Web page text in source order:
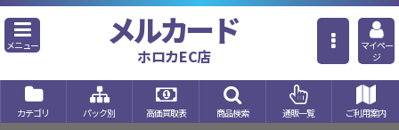
メニュー メルカード
ホロカEC店
マイペー
ジ
カテゴリ パック別 高価買取表 商品検索 通販一覧 ご利用案内